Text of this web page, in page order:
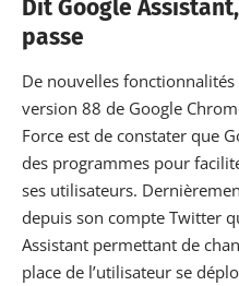
Dit Google
passe
De nouvelles fonctionnalités
version 88 de Google
Force est de constater que
des programmes pour
ses utilisateurs.
depuis son compte Twitter
Assistant permettant de
place de l’utilisateur se